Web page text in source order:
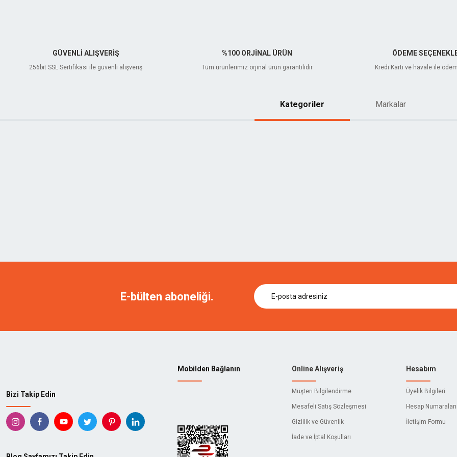
GÜVENLİ ALIŞVERİŞ
256bit SSL Sertifikası ile güvenli alışveriş
%100 ORJİNAL ÜRÜN
Tüm ürünlerimiz orjinal ürün garantilidir
ÖDEME
Kredi Kartı ve havale ile
Kategoriler Markalar
E-bülten aboneliği.
Bizi Takip Edin
Mobilden Bağlanın Online Alışveriş
Müşteri Bilgilendirme
Mesafeli Satış Sözleşmesi
Gizlilik ve Güvenlik
İade ve İptal Koşulları
Hesabım
Üyelik Bilgileri
Hesap
İletişim Formu